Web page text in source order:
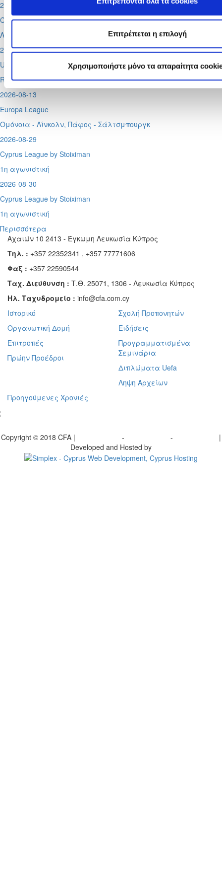
Επιτρέπεται η επιλογή
Χρησιμοποιήστε μόνο τα απαραίτητα
2026-08-11
Conference League
Απόλλων - Μπραν
2026-08-12
UEFA Super CUP
Red Bull Arena (Σάλτσμπουργκ)
2026-08-13
Europa League
Ομόνοια - Λίνκολν, Πάφος - Σάλτσμπουργκ
2026-08-29
Cyprus League by Stoiximan
1η αγωνιστική
2026-08-30
Cyprus League by Stoiximan
1η αγωνιστική
Περισσότερα
Αχαιών 10 2413 - Έγκωμη Λευκωσία Κύπρος
Τηλ. : +357 22352341 , +357 77771606
Φαξ : +357 22590544
Ταχ. Διεύθυνση : Τ.Θ. 25071, 1306 - Λευκωσία Κύπρος
Ηλ. Ταχυδρομείο : info@cfa.com.cy
Ιστορικό
Οργανωτική Δομή
Επιτροπές
Πρώην Προέδροι
Σχολή Προπονητών
Ειδήσεις
Προγραμματισμένα
Σεμινάρια
Διπλώματα Uefa
Ληψη Αρχείων
Προηγούμενες Χρονιές
Copyright © 2018 CFA | - -
|
Developed and Hosted by